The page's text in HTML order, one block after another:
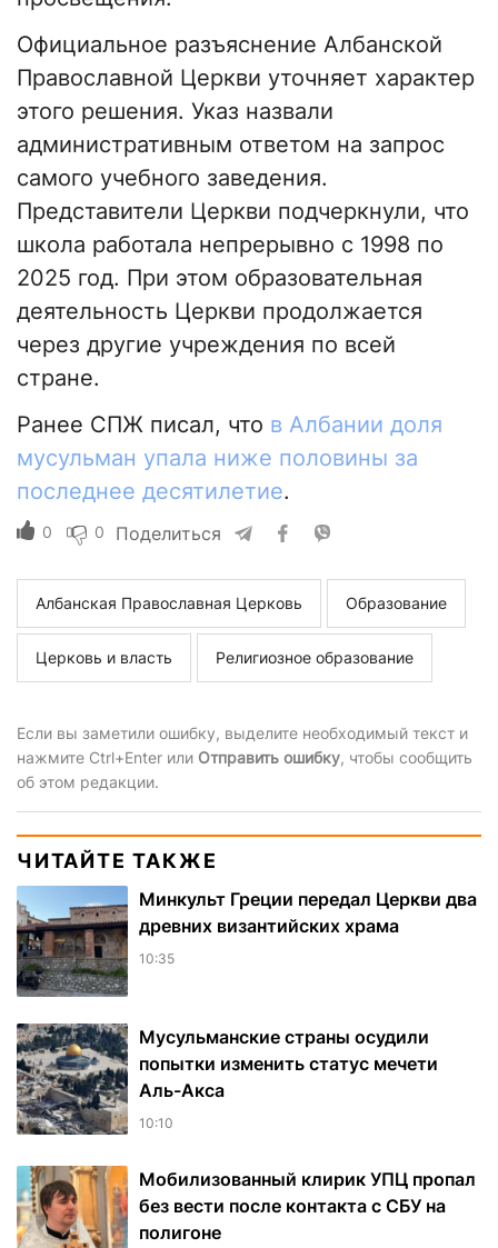
Официальное разъяснение Албанской
Православной Церкви уточняет характер
этого решения. Указ назвали
административным ответом на запрос
самого учебного заведения.
Представители Церкви подчеркнули, что
школа работала непрерывно с 1998 по
2025 год. При этом образовательная
деятельность Церкви продолжается
через другие учреждения по всей
стране.
Ранее СПЖ писал, что в Албании доля
мусульман упала ниже половины за
последнее десятилетие.
0 0 Поделиться
Албанская Православная Церковь Образование
Церковь и власть Религиозное образование
Если вы заметили ошибку, выделите необходимый текст и
нажмите Ctrl+Enter или Отправить ошибку, чтобы сообщить
об этом редакции.
ЧИТАЙТЕ ТАКЖЕ
Минкульт Греции передал Церкви два
древних византийских храма
10:35
Мусульманские страны осудили
попытки изменить статус мечети
Аль-Акса
10:10
Мобилизованный клирик УПЦ пропал
без вести после контакта с СБУ на
полигоне